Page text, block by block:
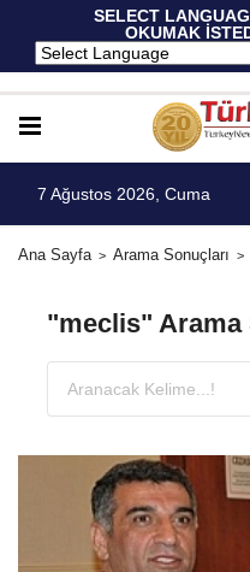
SELECT
OKUMAK
7 Ağustos 2026, Cuma
Ana Sayfa Arama Sonuçları
"meclis" Arama